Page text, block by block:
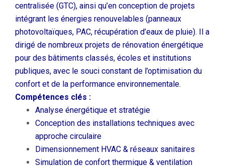
centralisée (GTC), ainsi qu’en conception de projets
intégrant les énergies renouvelables (panneaux
photovoltaïques, PAC, récupération d’eaux de pluie). Il a
dirigé de nombreux projets de rénovation énergétique
pour des bâtiments classés, écoles et institutions
publiques, avec le souci constant de l’optimisation du
confort et de la performance environnementale.
Compétences clés :
Analyse énergétique et stratégie
Conception des installations techniques avec
approche circulaire
Dimensionnement HVAC & réseaux sanitaires
Simulation de confort thermique & ventilation